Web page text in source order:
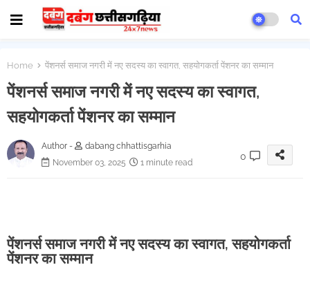
Home पेंशनर्स समाज नगरी में नए सदस्य का स्वागत, सहयोगकर्ता पेंशनर का सम्मान
पेंशनर्स समाज नगरी में नए सदस्य का स्वागत,
सहयोगकर्ता पेंशनर का सम्मान
Author -
dabang chhattisgarhia
November 03, 2025
1 minute read
0
पेंशनर्स समाज नगरी में नए सदस्य का स्वागत, सहयोगकर्ता
पेंशनर का सम्मान